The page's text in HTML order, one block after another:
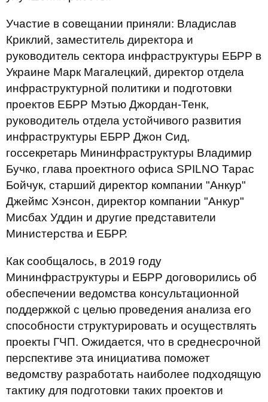
Участие в совещании приняли: Владислав
Криклий, заместитель директора и
руководитель сектора инфраструктуры ЕБРР в
Украине Марк Магалецкий, директор отдела
инфраструктурной политики и подготовки
проектов ЕБРР Мэтью Джордан-Тенк,
руководитель отдела устойчивого развития
инфраструктуры ЕБРР Джон Сид,
госсекретарь Мининфраструктуры Владимир
Бучко, глава проектного офиса SPILNO Тарас
Бойчук, старший директор компании "Анкур"
Джеймс Хэнсон, директор компании "Анкур"
Мисбах Уддин и другие представители
Министерства и ЕБРР.
Как сообщалось, в 2019 году
Мининфраструктуры и ЕБРР договорились об
обеспечении ведомства консультационной
поддержкой с целью проведения анализа его
способности структурировать и осуществлять
проекты ГЧП. Ожидается, что в среднесрочной
перспективе эта инициатива поможет
ведомству разработать наиболее подходящую
тактику для подготовки таких проектов и